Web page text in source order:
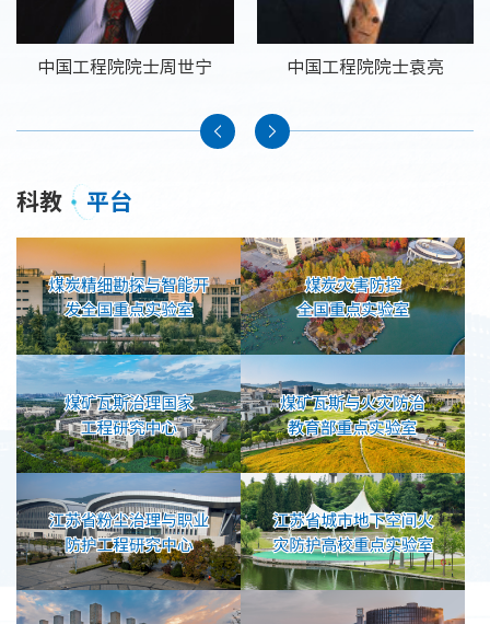
中国工程院院士周世宁 中国工程院院士袁亮
科教 平台